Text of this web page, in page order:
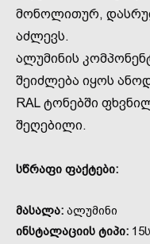
მონოლითურ,
აძლევს.
ალუმინის
შეიძლება იყოს
RAL ტონებში
შეღებილი.
სწრაფი ფაქტები:
მასალა: ალუმინი
ინსტალაციის ტიპი: